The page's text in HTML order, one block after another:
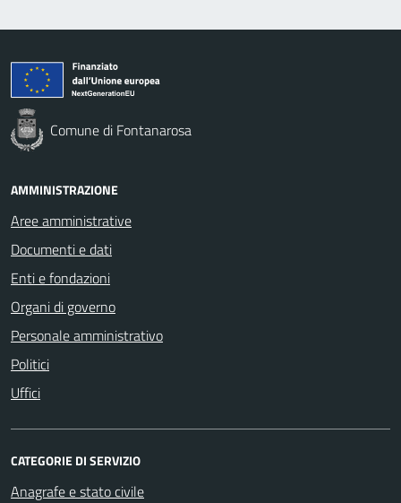
Comune di Fontanarosa
AMMINISTRAZIONE
Aree amministrative
Documenti e dati
Enti e fondazioni
Organi di governo
Personale amministrativo
Politici
Uffici
CATEGORIE DI SERVIZIO
Anagrafe e stato civile